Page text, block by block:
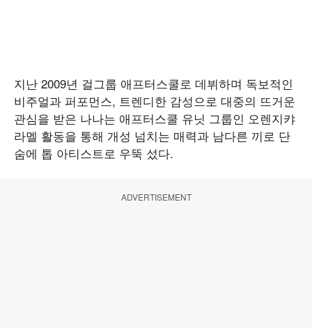
지난 2009년 걸그룹 애프터스쿨로 데뷔하며 독보적인
비주얼과 퍼포먼스, 트렌디한 감성으로 대중의 뜨거운
관심을 받은 나나는 애프터스쿨 유닛 그룹인 오렌지캬
라멜 활동을 통해 개성 넘치는 매력과 남다른 끼로 단
숨에 톱 아티스트로 우뚝 섰다.
ADVERTISEMENT